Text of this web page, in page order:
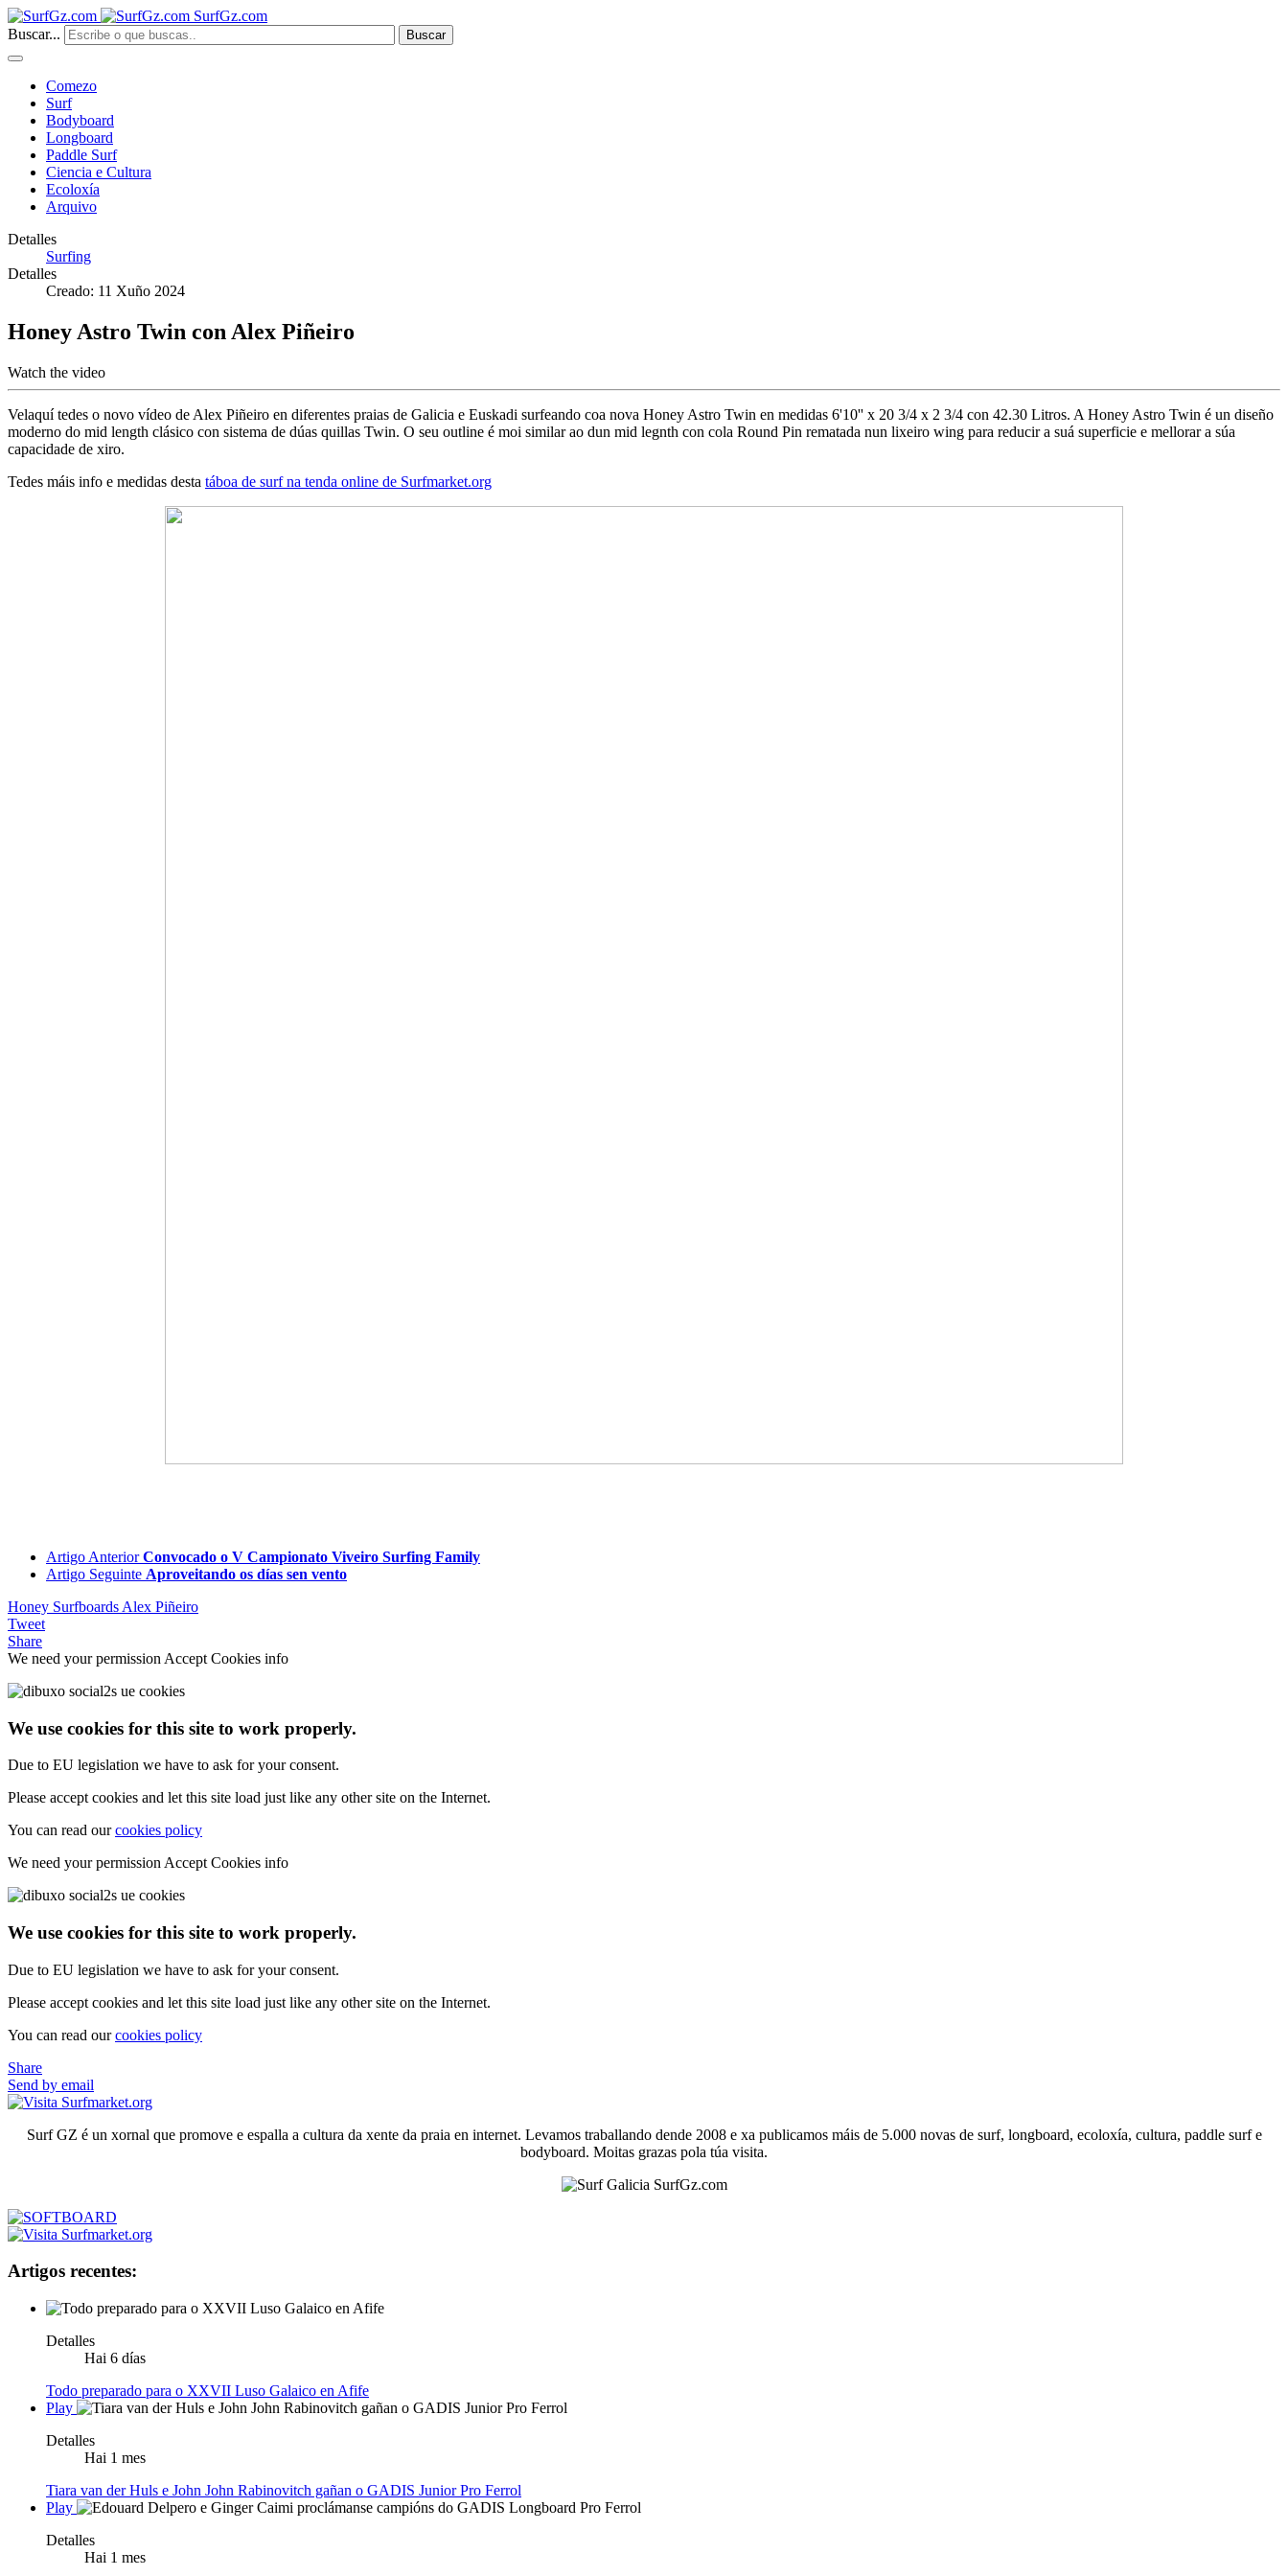
SurfGz.com
Buscar...
Buscar
Comezo
Surf
Bodyboard
Longboard
Paddle Surf
Ciencia e Cultura
Ecoloxía
Arquivo
Detalles
Surfing
Detalles
Creado: 11 Xuño 2024
Honey Astro Twin con Alex Piñeiro
Watch the video
Velaquí tedes o novo vídeo de Alex Piñeiro en diferentes praias de Galicia e Euskadi surfeando coa nova Honey Astro Twin en medidas 6'10'' x 20 3/4 x 2 3/4 con 42.30 Litros. A Honey Astro Twin é un diseño
moderno do mid length clásico con sistema de dúas quillas Twin. O seu outline é moi similar ao dun mid legnth con cola Round Pin rematada nun lixeiro wing para reducir a suá superficie e mellorar a súa
capacidade de xiro.
Tedes máis info e medidas desta táboa de surf na tenda online de Surfmarket.org
Artigo Anterior Convocado o V Campionato Viveiro Surfing Family
Artigo Seguinte Aproveitando os días sen vento
Honey Surfboards Alex Piñeiro
Tweet
Share
We need your permission Accept Cookies info
We use cookies for this site to work properly.
Due to EU legislation we have to ask for your consent.
Please accept cookies and let this site load just like any other site on the Internet.
You can read ourcookies policy
We need your permission Accept Cookies info
We use cookies for this site to work properly.
Due to EU legislation we have to ask for your consent.
Please accept cookies and let this site load just like any other site on the Internet.
You can read ourcookies policy
Share
Send by email
Surf GZ é un xornal que promove e espalla a cultura da xente da praia en internet. Levamos traballando dende 2008 e xa publicamos máis de 5.000 novas de surf, longboard, ecoloxía, cultura, paddle surf e
bodyboard. Moitas grazas pola túa visita.
Artigos recentes:
Detalles
Hai 6 días
Todo preparado para o XXVII Luso Galaico en Afife
Play
Detalles
Hai 1 mes
Tiara van der Huls e John John Rabinovitch gañan o GADIS Junior Pro Ferrol
Play
Detalles
Hai 1 mes